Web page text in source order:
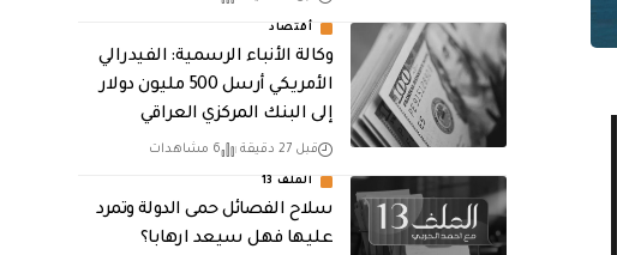
أقتصاد
وكالة الأنباء الرسمية: الفيدرالي
الأمريكي أرسل 500 مليون دولار
إلى البنك المركزي العراقي
قبل 27 دقيقة 6 مشاهدات
الملف 13
سلاح الفصائل حمى الدولة وتمرد
عليها فهل سيعد ارهابا؟